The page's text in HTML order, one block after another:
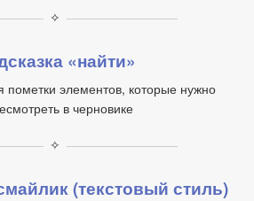
✧
«найти»
пометки элементов, которые нужно
в черновике
✧
(текстовый стиль)